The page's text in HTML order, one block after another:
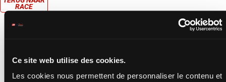
Ce site web utilise des cookies.
Les cookies nous permettent de personnaliser le contenu et
RACE